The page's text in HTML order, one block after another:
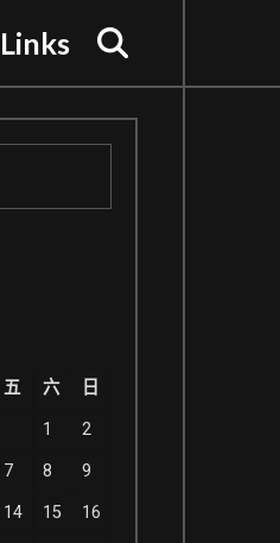
Links
五 六 日
1 2
7 8 9
14 15 16